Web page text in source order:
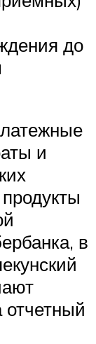
до
и
в